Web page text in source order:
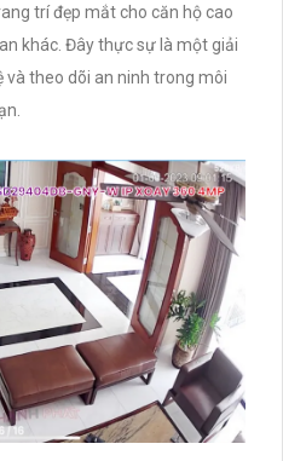
trí đẹp mắt cho căn hộ cao
khác. Đây thực sự là một giải
và theo dõi an ninh trong môi